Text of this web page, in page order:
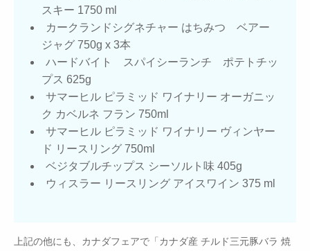
スキー 1750 ml
カークランドシグネチャー はちみつ ベアー
ジャグ 750g x 3本
ハードバイト スパイシーランチ ポテトチッ
プス 625g
サマーヒル ピラミッド ワイナリー オーガニッ
ク カベルネ フラン 750ml
サマーヒル ピラミッド ワイナリー ヴィンヤー
ド リースリング 750ml
ベジタブルチップス シーソルト味 405g
ウィスラー リースリング アイスワイン 375 ml
上記の他にも、カナダフェアで「カナダ産 チルド三元豚バラ 焼